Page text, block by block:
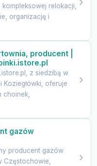
kompleksowej relokacji,
organizację i
producent |
z siedzibą w
oferuje
choinek,
gazów
producent gazów
Częstochowie,